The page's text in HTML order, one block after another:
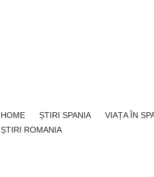
HOME ȘTIRI SPANIA VIAȚA ÎN
ȘTIRI ROMANIA